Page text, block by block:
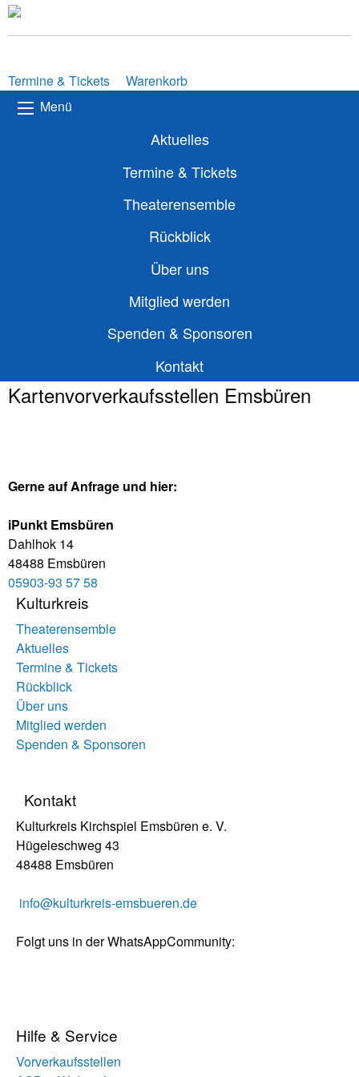
Termine & Tickets
Warenkorb
Menü
Aktuelles
Termine & Tickets
Theaterensemble
Rückblick
Über uns
Mitglied werden
Spenden & Sponsoren
Kontakt
Kartenvorverkaufsstellen Emsbüren
Gerne auf Anfrage und hier:
iPunkt Emsbüren
Dahlhok 14
48488 Emsbüren
05903-93 57 58
Kulturkreis
Theaterensemble
Aktuelles
Termine & Tickets
Rückblick
Über uns
Mitglied werden
Spenden & Sponsoren
Kontakt
Kulturkreis Kirchspiel Emsbüren e. V.
Hügeleschweg 43
48488 Emsbüren
info@kulturkreis-emsbueren.de
Folgt uns in der WhatsAppCommunity:
Hilfe & Service
Vorverkaufsstellen